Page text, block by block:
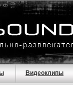
Видеоклипы